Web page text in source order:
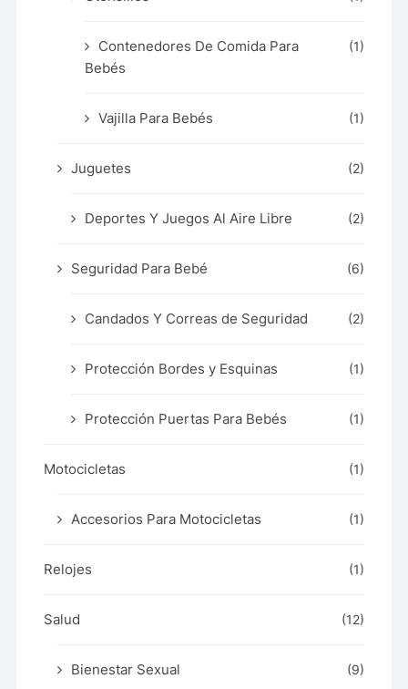
Contenedores De Comida Para
Bebés
(1)
Vajilla Para Bebés (1)
Juguetes (2)
Deportes Y Juegos Al Aire Libre (2)
Seguridad Para Bebé (6)
Candados Y Correas de Seguridad (2)
Protección Bordes y Esquinas (1)
Protección Puertas Para Bebés (1)
Motocicletas (1)
Accesorios Para Motocicletas (1)
Relojes (1)
Salud (12)
Bienestar Sexual (9)